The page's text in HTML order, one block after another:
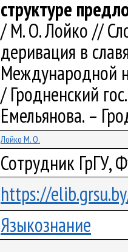
структуре
/ М. О. Лойко //
деривация в
Международной
/ Гродненский
Емельянова. –
Лойко М. О.
Сотрудник ГрГУ,
https://
Языкознание